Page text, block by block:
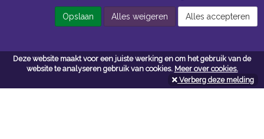
Deze website maakt voor een juiste werking en om het gebruik van de
website te analyseren gebruik van cookies. Meer over cookies.
Verberg deze melding
ma t/m vr 7:00 uur tot 16:30 uur
Navigatie
Algemene voorwaarden
Opslaan Alles weigeren Alles accepteren